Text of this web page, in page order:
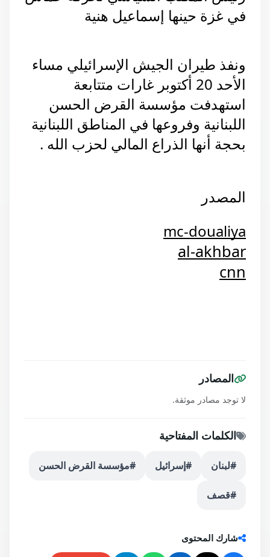
في غزة حينها إسماعيل هنية
ونفذ طيران الجيش الإسرائيلي مساء
الأحد 20 أكتوبر غارات متتابعة
استهدفت مؤسسة القرض الحسن
اللبنانية وفروعها في المناطق اللبنانية
بحجة أنها الذراع المالي لحزب الله .
المصدر
mc-doualiya
al-akhbar
cnn
المصادر
لا توجد مصادر موثقة.
الكلمات المفتاحية
#لبنان #إسرائيل #مؤسسة القرض الحسن
#قصف
شارك المحتوى